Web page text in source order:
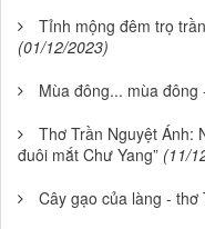
Tỉnh mộng đêm trọ
(01/12/2023)
Mùa đông... mùa đông
Thơ Trần Nguyệt Ánh:
đuôi mắt Chư Yang” (11/
Cây gạo của làng - thơ